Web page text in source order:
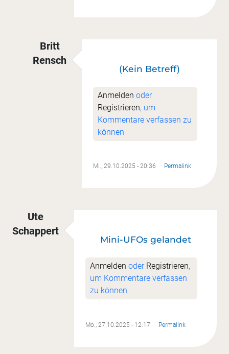
Britt
Rensch
UFO gelandet :)vonBärbl
(Kein Betreff)
Anmelden oder
Registrieren, um
Kommentare verfassen zu
können
Mi., 29.10.2025 - 20:36 Permalink
Ute
Schappert
Mini-UFOs gelandet
Anmelden oder Registrieren,
um Kommentare verfassen
zu können
Mo., 27.10.2025 - 12:17 Permalink